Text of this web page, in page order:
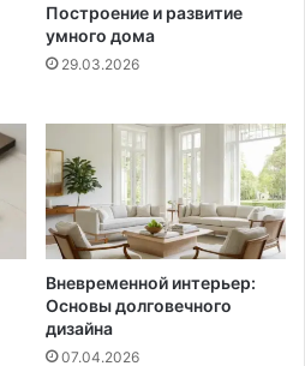
Построение и развитие
умного дома
29.03.2026
Вневременной интерьер:
Основы долговечного
дизайна
07.04.2026